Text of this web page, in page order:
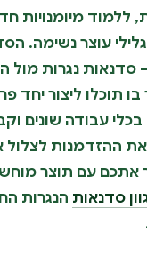
מיומנויות
גלילי עוצר נשימה.
– סדנאות נגרות מול
תוכלו ליצור יחד
עבודה שונים
ההזדמנות לצלול
עם תוצר מוחשי
סדנאות הנגרות